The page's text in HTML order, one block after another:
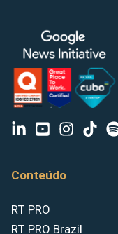
Conteúdo
RT PRO
RT PRO Brazil